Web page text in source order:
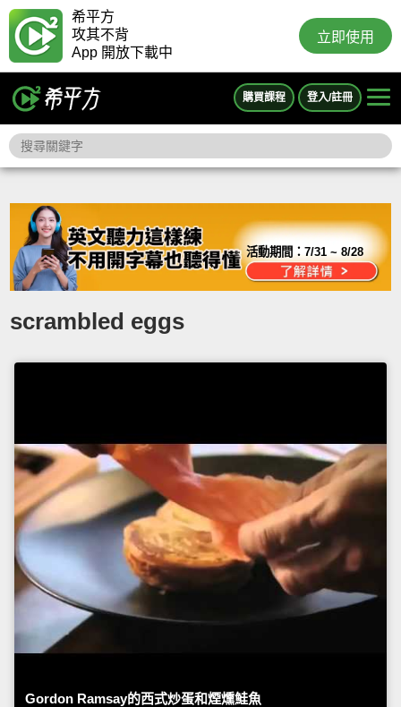
希平方
攻其不背
App 開放下載中
立即使用
購買課程 登入/註冊
活動期間：7/31 ~ 8/28
scrambled eggs
Gordon Ramsay的西式炒蛋和煙燻鮭魚